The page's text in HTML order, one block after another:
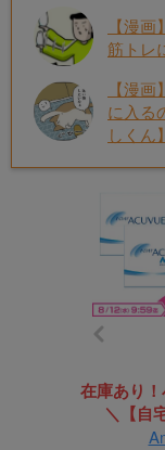
【漫
筋トレ
【漫
に入る
しくん】
在庫あり
＼【自